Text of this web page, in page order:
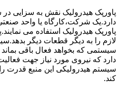
پاورپک هیدرولیک نقش به سزایی
دارد.یک شرکت،کارگاه یا واحد
پاورپک هیدرولیک استفاده می
لازم را به دیگر قطعات دیگر
سیستمی که بخواهد فعال باقی
دارد که نیروی مورد نیاز جهت
سیستم هیدرولیکی این منبع قدرت
کند.